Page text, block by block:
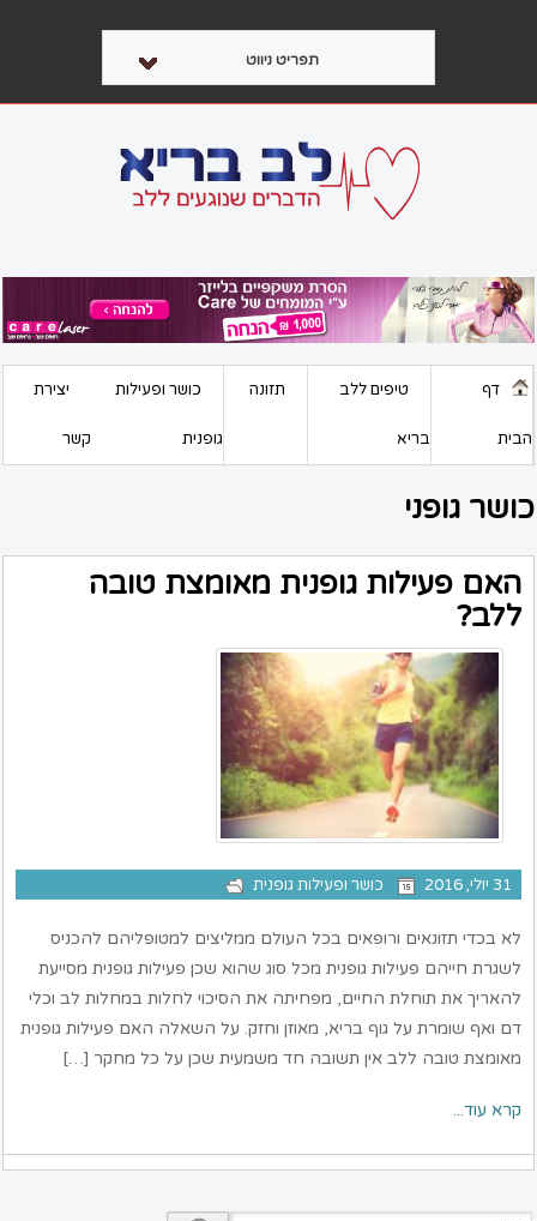
תפריט ניווט
דף
הבית
טיפים ללב
בריא
תזונה כושר ופעילות
גופנית
יצירת
קשר
כושר גופני
האם פעילות גופנית מאומצת טובה
ללב?
31 יולי, 2016 כושר ופעילות גופנית
לא בכדי תזונאים ורופאים בכל העולם ממליצים למטופליהם להכניס
לשגרת חייהם פעילות גופנית מכל סוג שהוא שכן פעילות גופנית מסייעת
להאריך את תוחלת החיים, מפחיתה את הסיכוי לחלות במחלות לב וכלי
דם ואף שומרת על גוף בריא, מאוזן וחזק. על השאלה האם פעילות גופנית
מאומצת טובה ללב אין תשובה חד משמעית שכן על כל מחקר […]
קרא עוד...